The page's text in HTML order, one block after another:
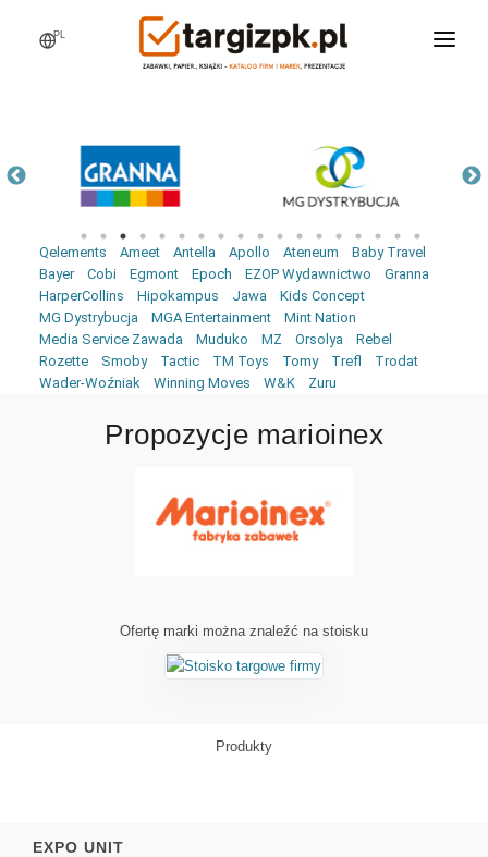
PL
PRODUKTY
AKTUALNOŚCI
LOGOWANIE
REJESTRACJA
Qelements Ameet Antella Apollo Ateneum
Baby Travel
Bayer
Cobi Egmont Epoch EZOP Wydawnictwo
Granna
HarperCollins
Hipokampus Jawa
Kids Concept
MG Dystrybucja
MGA Entertainment
Mint Nation
Media Service Zawada
Muduko MZ Orsolya
Rebel
Rozette
Smoby Tactic TM Toys Tomy Trefl
Trodat
Wader-Woźniak
Winning Moves W&K Zuru
Propozycje marioinex
Ofertę marki można znaleźć na stoisku
Produkty
EXPO UNIT